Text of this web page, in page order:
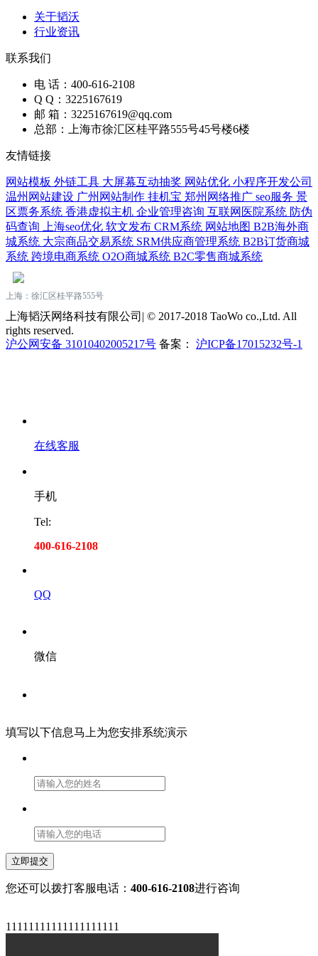
关于韬沃
行业资讯
联系我们
电 话：400-616-2108
Q Q：3225167619
邮 箱：3225167619@qq.com
总部：上海市徐汇区桂平路555号45号楼6楼
友情链接
网站模板 外链工具 大屏幕互动抽奖 网站优化 小程序开发公司
温州网站建设 广州网站制作 挂机宝 郑州网络推广 seo服务 景
区票务系统 香港虚拟主机 企业管理咨询 互联网医院系统 防伪
码查询
上海seo优化 软文发布 CRM系统 网站地图 B2B海外商
城系统 大宗商品交易系统 SRM供应商管理系统 B2B订货商城
系统 跨境电商系统 O2O商城系统 B2C零售商城系统
上海：徐汇区桂平路555号
上海韬沃网络科技有限公司| © 2017-2018 TaoWo co.,Ltd. All
rights reserved.
沪公网安备 31010402005217号 备案： 沪ICP备17015232号-1
在线客服
手机
Tel:
400-616-2108
QQ
微信
填写以下信息马上为您安排系统演示
立即提交
您还可以拨打客服电话： 400-616-2108进行咨询
11111111111111111111